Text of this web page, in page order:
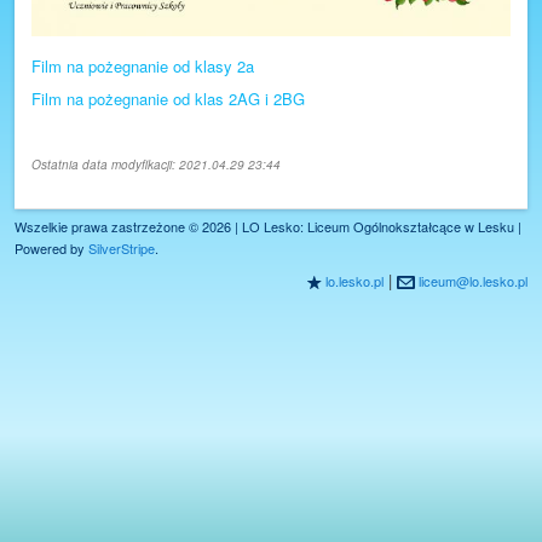
Facebook
Plan lekcji
Film na pożegnanie od klasy 2a
Film na pożegnanie od klas 2AG i 2BG
Ostatnia data modyfikacji: 2021.04.29 23:44
Wszelkie prawa zastrzeżone © 2026 | LO Lesko: Liceum Ogólnokształcące w Lesku |
Powered by SilverStripe.
R lo.lesko.pl | @ liceum@lo.lesko.pl